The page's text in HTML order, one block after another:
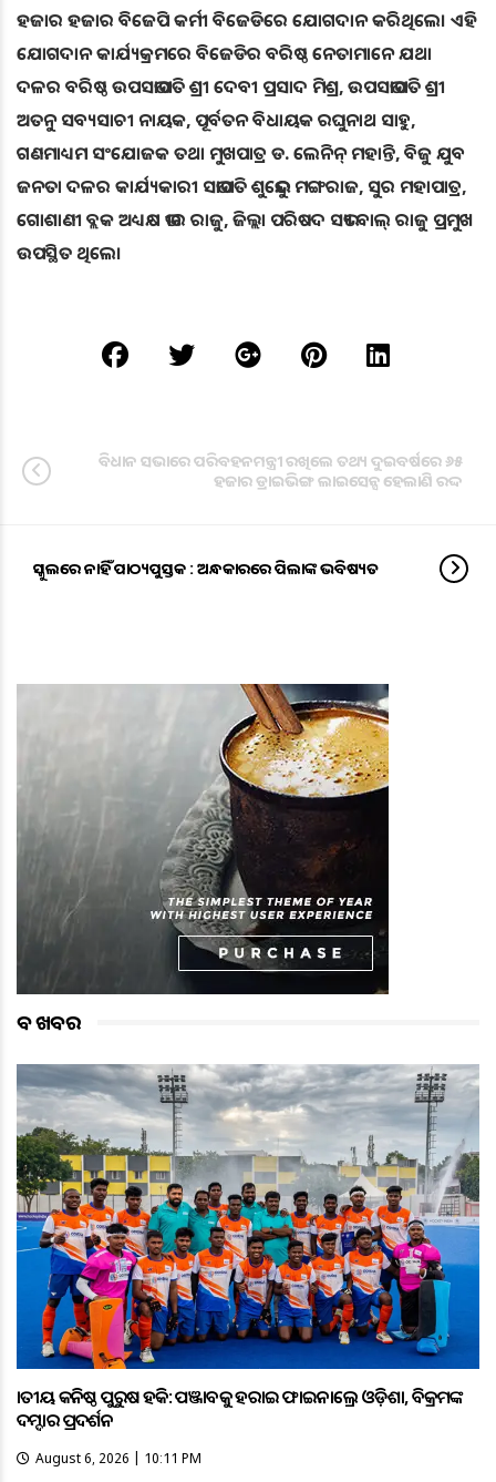
ହଜାର ହଜାର ବିଜେପି କର୍ମୀ ବିଜେଡିରେ ଯୋଗଦାନ କରିଥିଲେ। ଏହି
ଯୋଗଦାନ କାର୍ଯ୍ୟକ୍ରମରେ ବିଜେଡିର ବରିଷ୍ଠ ନେତାମାନେ ଯଥା
ଦଳର ବରିଷ୍ଠ ଉପସଭାପତି ଶ୍ରୀ ଦେବୀ ପ୍ରସାଦ ମିଶ୍ର, ଉପସଭାପତି ଶ୍ରୀ
ଅତନୁ ସବ୍ୟସାଚୀ ନାୟକ, ପୂର୍ବତନ ବିଧାୟକ ରଘୁନାଥ ସାହୁ,
ଗଣମାଧ୍ୟମ ସଂଯୋଜକ ତଥା ମୁଖପାତ୍ର ଡ. ଲେନିନ୍ ମହାନ୍ତି, ବିଜୁ ଯୁବ
ଜନତା ଦଳର କାର୍ଯ୍ୟକାରୀ ସଭାପତି ଶୁଭେନ୍ଦୁ ମଙ୍ଗରାଜ, ସୁର ମହାପାତ୍ର,
ଗୋଶାଣୀ ବ୍ଲକ ଅଧ୍ୟକ୍ଷ ଭୀର ରାଜୁ, ଜିଲ୍ଲା ପରିଷଦ ସଭ୍ୟ ବାଲ୍ ରାଜୁ ପ୍ରମୁଖ
ଉପସ୍ଥିତ ଥିଲେ।
ବିଧାନ ସଭାରେ ପରିବହନମନ୍ତ୍ରୀ ରଖିଲେ ତଥ୍ୟ ଦୁଇବର୍ଷରେ ୬୫
ହଜାର ଡ୍ରାଇଭିଙ୍ଗ ଲାଇସେନ୍ସ ହେଲାଣି ରଦ୍ଦ
ସ୍କୁଲରେ ନାହିଁ ପାଠ୍ୟପୁସ୍ତକ : ଅନ୍ଧକାରରେ ପିଲାଙ୍କ ଭବିଷ୍ୟତ
ବଡ ଖବର
ଜାତୀୟ କନିଷ୍ଠ ପୁରୁଷ ହକି: ପଞ୍ଜାବକୁ ହରାଇ ଫାଇନାଲ୍ରେ ଓଡ଼ିଶା, ବିକ୍ରମଙ୍କ
ଦମ୍ଦାର ପ୍ରଦର୍ଶନ
August 6, 2026 | 10:11 PM